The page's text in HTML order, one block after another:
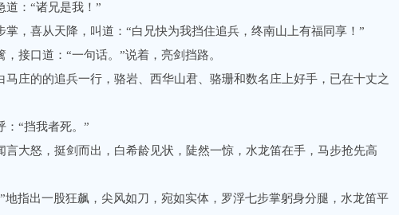
：“诸兄是我！”
喜从天降，叫道：“白兄快为我挡住追兵，终南山上有福同享！”
口道：“一句话。”说着，亮剑挡路。
的的追兵一行，骆岩、西华山君、骆珊和数名庄上好手，已在十丈之
“挡我者死。”
大怒，挺剑而出，白希龄见状，陡然一惊，水龙笛在手，马步抢先高
指出一股狂飙，尖风如刀，宛如实体，罗浮七步掌躬身分腿，水龙笛平